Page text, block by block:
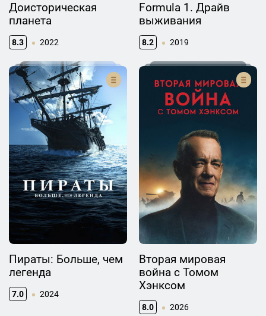
Доисторическая
планета
8.3 2022
Formula 1. Драйв
выживания
8.2 2019
Пираты: Больше, чем
легенда
7.0 2024
Вторая мировая
война с Томом
Хэнксом
8.0 2026